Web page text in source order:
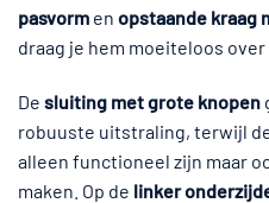
pasvorm en opstaande kraag
draag je hem moeiteloos
De sluiting met grote knopen
robuuste uitstraling, terwijl
alleen functioneel zijn maar
maken. Op de linker